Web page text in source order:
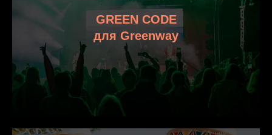
GREEN CODE
для Greenway